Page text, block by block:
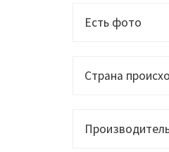
Есть фото
Страна